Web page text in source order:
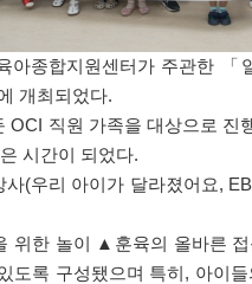
아종합지원센터가 주관한 「
개최되었다.
OCI 직원 가족을 대상으로 진
시간이 되었다.
사(우리 아이가 달라졌어요,
위한 놀이 ▲ 훈육의 올바른
도록 구성됐으며 특히 , 아이